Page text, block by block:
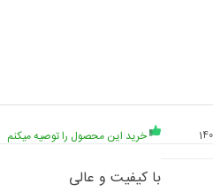
خرید این محصول را توصیه میکنم
با کیفیت و عالی